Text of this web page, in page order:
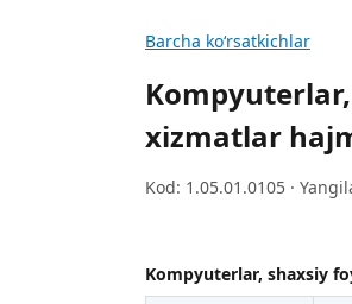
Barcha koʻrsatkichlar
xizmatlar
Kod: 1.05.01.0105 ·
Kompyuterlar, shaxsiy